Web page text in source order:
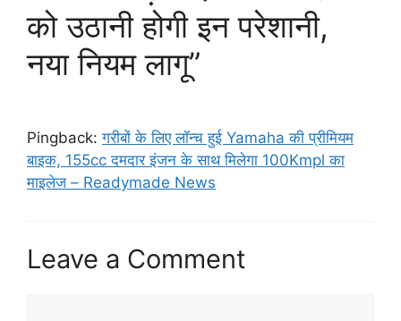
को उठानी होगी इन परेशानी,
नया नियम लागू”
Pingback:गरीबों के लिए लॉन्च हुई Yamaha की प्रीमियम
बाइक, 155cc दमदार इंजन के साथ मिलेगा 100Kmpl का
माइलेज – Readymade News
Leave a Comment